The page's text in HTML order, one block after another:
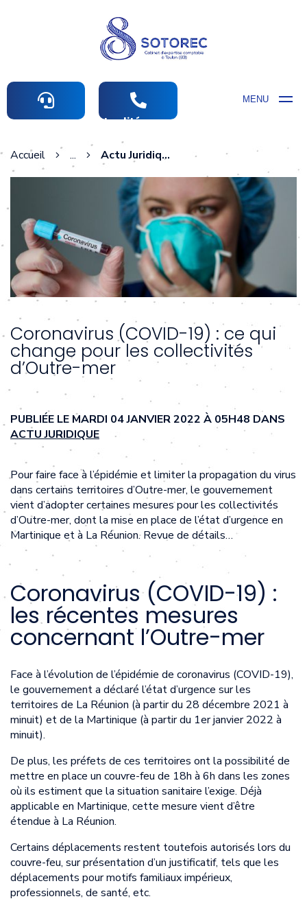
MENU
Actualités comptables
Accueil ... Actu Juridique
Coronavirus (COVID-19) : ce qui
change pour les collectivités
d’Outre-mer
PUBLIÉE LE MARDI 04 JANVIER 2022 À 05H48 DANS
ACTU JURIDIQUE
Pour faire face à l’épidémie et limiter la propagation du virus
dans certains territoires d’Outre-mer, le gouvernement
vient d’adopter certaines mesures pour les collectivités
d’Outre-mer, dont la mise en place de l’état d’urgence en
Martinique et à La Réunion. Revue de détails…
Coronavirus (COVID-19) :
les récentes mesures
concernant l’Outre-mer
Face à l’évolution de l’épidémie de coronavirus (COVID-19),
le gouvernement a déclaré l’état d’urgence sur les
territoires de La Réunion (à partir du 28 décembre 2021 à
minuit) et de la Martinique (à partir du 1er janvier 2022 à
minuit).
De plus, les préfets de ces territoires ont la possibilité de
mettre en place un couvre-feu de 18h à 6h dans les zones
où ils estiment que la situation sanitaire l’exige. Déjà
applicable en Martinique, cette mesure vient d’être
étendue à La Réunion.
Certains déplacements restent toutefois autorisés lors du
couvre-feu, sur présentation d’un justificatif, tels que les
déplacements pour motifs familiaux impérieux,
professionnels, de santé, etc.